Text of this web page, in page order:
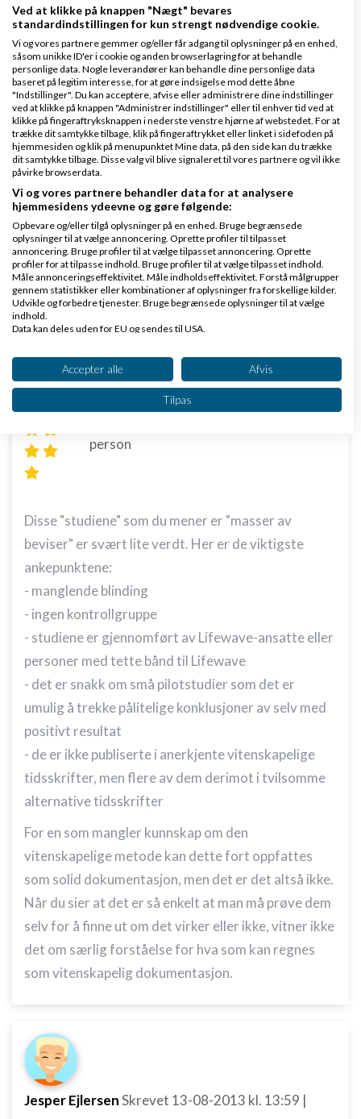
BEVISE at den er forkert, og ikke bare SIGE at det er
forkert.
Er det så svært at bevise, hvis produkterne ikke
virker, sådan som nogle SIGER, i stedet for at prøve
dem af og få vished?
Alle er velkomne til at komme til et møde og afprøve
dem selv - de virker på 9 ud af 10 personer.
Hilsen
Ejvind
Latterkursus til polterabend, fødselsdag og fest
13-08-2013
person
Disse "studiene" som du mener er "masser av
beviser" er svært lite verdt. Her er de viktigste
ankepunktene:
- manglende blinding
- ingen kontrollgruppe
- studiene er gjennomført av Lifewave-ansatte eller
personer med tette bånd til Lifewave
- det er snakk om små pilotstudier som det er
umulig å trekke pålitelige konklusjoner av selv med
positivt resultat
- de er ikke publiserte i anerkjente vitenskapelige
tidsskrifter, men flere av dem derimot i tvilsomme
alternative tidsskrifter
For en som mangler kunnskap om den
vitenskapelige metode kan dette fort oppfattes
som solid dokumentasjon, men det er det altså ikke.
Når du sier at det er så enkelt at man må prøve dem
selv for å finne ut om det virker eller ikke, vitner ikke
det om særlig forståelse for hva som kan regnes
som vitenskapelig dokumentasjon.
Jesper EjlersenSkrevet 13-08-2013 kl. 13:59 |
Ved at klikke på knappen "Nægt" bevares
standardindstillingen for kun strengt nødvendige cookie.
Vi og vores partnere gemmer og/eller får adgang til oplysninger på en enhed,
såsom unikke ID'er i cookie og anden browserlagring for at behandle
personlige data. Nogle leverandører kan behandle dine personlige data
baseret på legitim interesse, for at gøre indsigelse mod dette åbne
"Indstillinger". Du kan acceptere, afvise eller administrere dine indstillinger
ved at klikke på knappen "Administrer indstillinger" eller til enhver tid ved at
klikke på fingeraftryksknappen i nederste venstre hjørne af webstedet. For at
trække dit samtykke tilbage, klik på fingeraftrykket eller linket i sidefoden på
hjemmesiden og klik på menupunktet Mine data, på den side kan du trække
dit samtykke tilbage. Disse valg vil blive signaleret til vores partnere og vil ikke
påvirke browserdata.
Vi og vores partnere behandler data for at analysere
hjemmesidens ydeevne og gøre følgende:
Opbevare og/eller tilgå oplysninger på en enhed. Bruge begrænsede
oplysninger til at vælge annoncering. Oprette profiler til tilpasset
annoncering. Bruge profiler til at vælge tilpasset annoncering. Oprette
profiler for at tilpasse indhold. Bruge profiler til at vælge tilpasset indhold.
Måle annonceringseffektivitet. Måle indholdseffektivitet. Forstå målgrupper
gennem statistikker eller kombinationer af oplysninger fra forskellige kilder.
Udvikle og forbedre tjenester. Bruge begrænsede oplysninger til at vælge
indhold.
Data kan deles uden for EU og sendes til USA.
Se partnerliste (2 IAB-leverandører)
Vi bruger dine data til følgende formål:
IAB's behandlingsformål:
Opbevare og/eller tilgå oplysninger på en
enhed
Bruge begrænsede oplysninger til at vælge
Oprette profiler til tilpasset annoncering
Bruge profiler til at vælge tilpasset
annoncering
Oprette profiler for at tilpasse indhold
Bruge profiler til at vælge tilpasset indhold
Måle indholdseffektivitet
Forstå målgrupper gennem statistikker eller
kombinationer af oplysninger fra forskellige
Udvikle og forbedre tjenester
Bruge begrænsede oplysninger til at vælge
IAB Special Features:
Bruge præcise geografiske
placeringsoplysninger
Identificere enheder baseret på aktivt
anmodede oplysninger
Ydeevne
Funktionel
Annoncering / marketing
Accepter alle Afvis
Tilpas